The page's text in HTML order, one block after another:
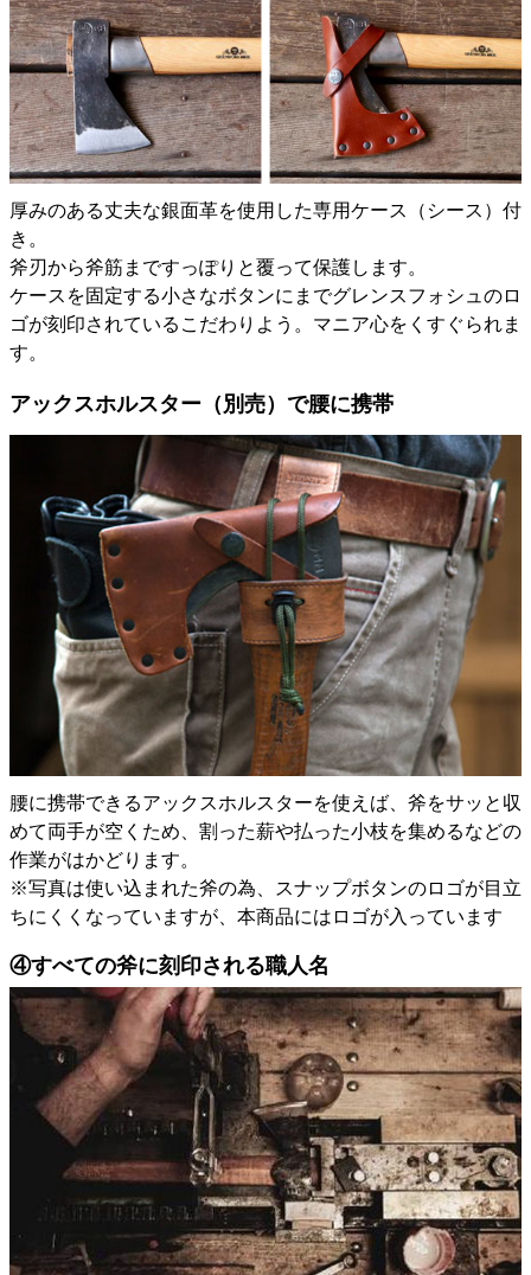
厚みのある丈夫な銀面革を使用した専用ケース（シース）付
き。
斧刃から斧筋まですっぽりと覆って保護します。
ケースを固定する小さなボタンにまでグレンスフォシュのロ
ゴが刻印されているこだわりよう。マニア心をくすぐられま
す。
アックスホルスター（別売）で腰に携帯
腰に携帯できるアックスホルスターを使えば、斧をサッと収
めて両手が空くため、割った薪や払った小枝を集めるなどの
作業がはかどります。
※写真は使い込まれた斧の為、スナップボタンのロゴが目立
ちにくくなっていますが、本商品にはロゴが入っています
④すべての斧に刻印される職人名